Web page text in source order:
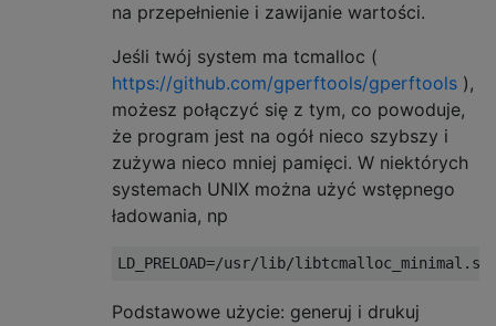
na przepełnienie i zawijanie wartości.
Jeśli twój system ma tcmalloc (
https://github.com/gperftools/gperftools ),
możesz połączyć się z tym, co powoduje,
że program jest na ogół nieco szybszy i
zużywa nieco mniej pamięci. W niektórych
systemach UNIX można użyć wstępnego
ładowania, np
Podstawowe użycie: generuj i drukuj